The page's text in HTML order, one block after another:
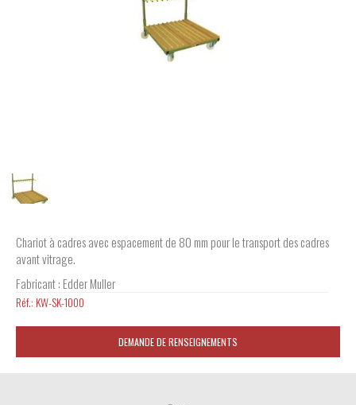
Chariot à cadres avec espacement de 80 mm pour le transport des cadres
avant vitrage.
Fabricant : Edder Muller
Réf.: KW-SK-1000
DEMANDE DE RENSEIGNEMENTS